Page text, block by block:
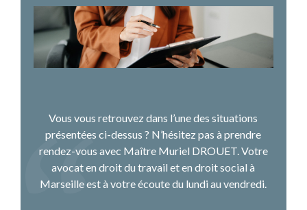
Vous vous retrouvez dans l’une des situations
présentées ci-dessus ? N’hésitez pas à prendre
rendez-vous avec Maître Muriel DROUET. Votre
avocat en droit du travail et en droit social à
Marseille est à votre écoute du lundi au vendredi.